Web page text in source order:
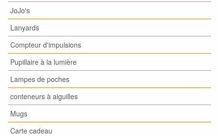
JoJo's
Lanyards
Compteur d'impulsions
Pupillaire à la lumière
Lampes de poches
conteneurs à aiguilles
Mugs
Carte cadeau